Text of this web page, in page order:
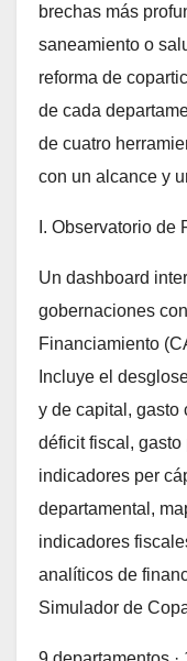
brechas más
saneamiento o
reforma de
de cada
de cuatro
con un alcance y
I. Observatorio
Un dashboard
gobernaciones
Financiamiento
Incluye el
y de capital, gasto
déficit fiscal,
indicadores per
departamental,
indicadores
analíticos de
Simulador de